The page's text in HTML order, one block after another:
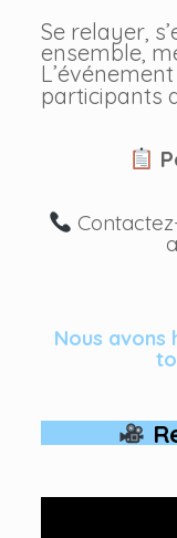
Se relayer,
ensemble,
participants
Nous avons